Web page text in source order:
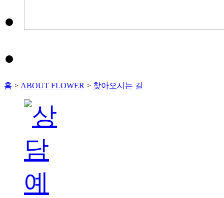
홈 > ABOUT FLOWER > 찾아오시는 길